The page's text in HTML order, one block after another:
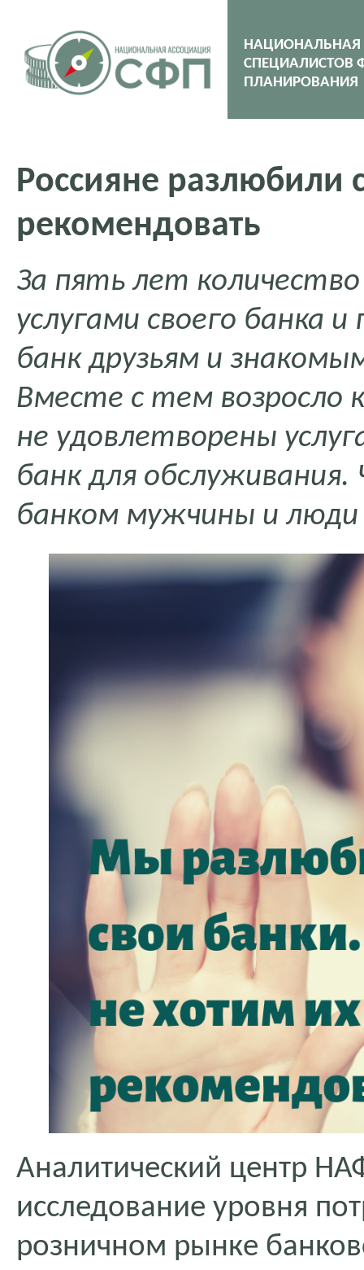
НАЦИОНАЛЬНАЯ
СПЕЦИАЛИСТОВ
ПЛАНИРОВАНИЯ
Россияне разлюбили
рекомендовать
За пять лет
услугами своего банка
банк друзьям и
Вместе с тем возросло
не удовлетворены
банк для
банком мужчины и
Аналитический центр
исследование уровня
розничном рынке